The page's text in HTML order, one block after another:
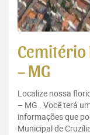
– MG
Localize nossa
– MG . Você terá
informações que
Municipal de